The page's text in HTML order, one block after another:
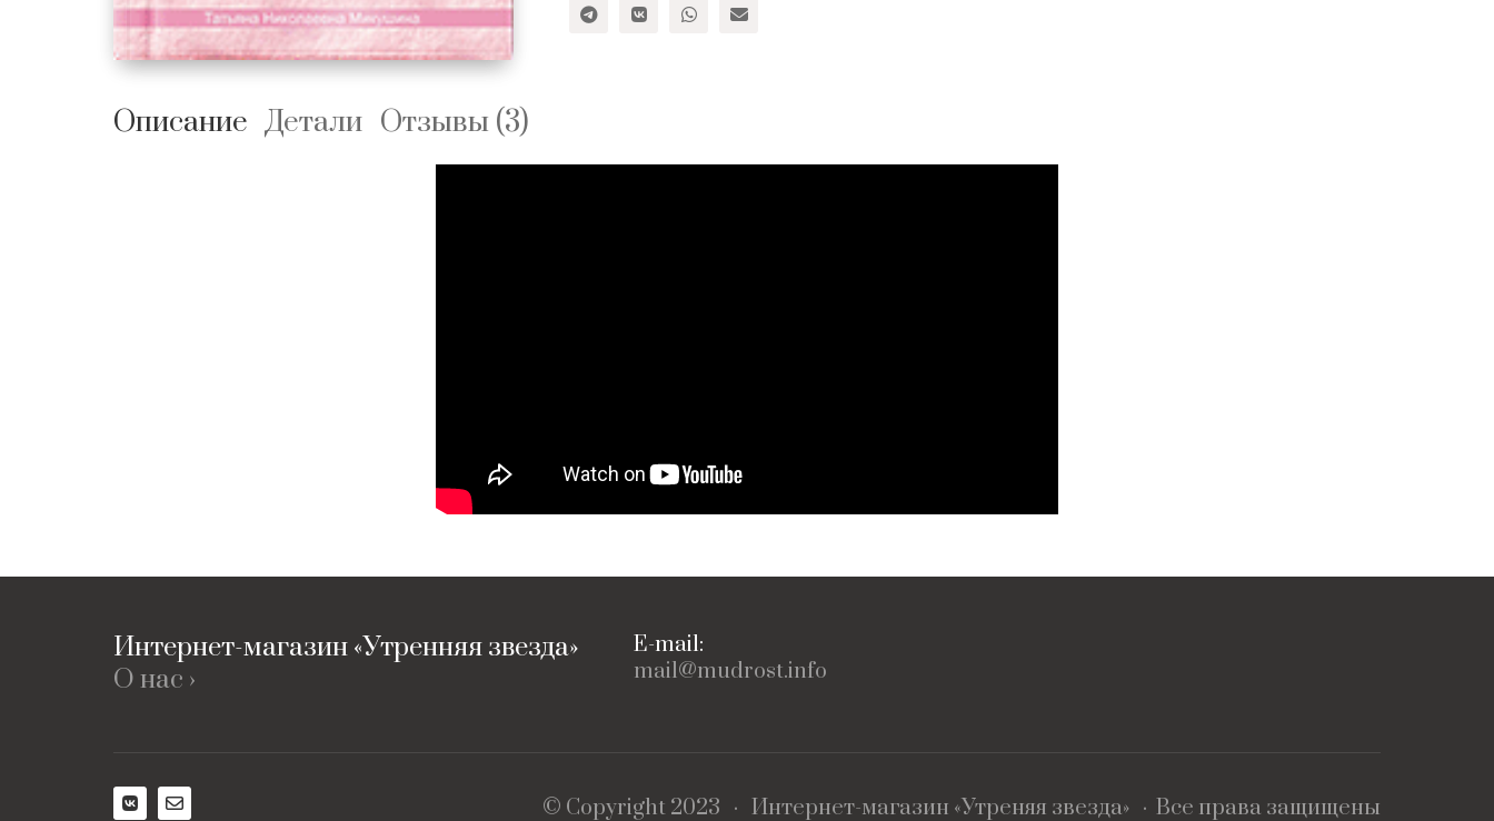
Описание Детали Отзывы (3)
Интернет-магазин «Утренняя звезда»
О нас ›
E-mail:
mail@mudrost.info
© Copyright 2023 · Интернет-магазин «Утреняя звезда» · Все права защищены